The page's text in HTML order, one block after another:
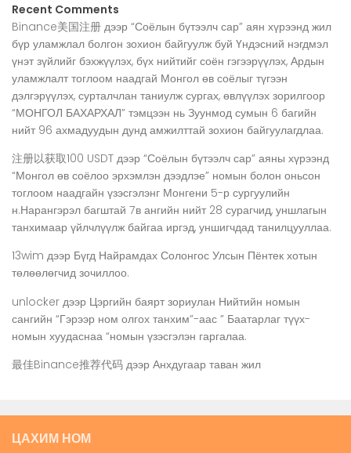
Recent Comments
Binance美国注册 дээр “Соёлын бүтээлч сар” аян хүрээнд жил
бүр уламжлал болгон зохион байгуулж буй Үндэсний нэгдмэл
үнэт зүйлийг бэхжүүлэх, бүх нийтийг соён гэгээрүүлэх, Ардын
уламжлалт тоглоом наадгай Монгол өв соёлыг түгээн
дэлгэрүүлэх, сурталчлан таниулж сургах, өвлүүлэх зорилгоор
“МОНГОЛ БАХАРХАЛ” тэмцээн нь Зуунмод сумын 6 багийн
нийт 96 ахмадуудын дунд амжилттай зохион байгуулагдлаа.
注册以获取100 USDT дээр “Соёлын бүтээлч сар” аяны хүрээнд
“Монгол өв соёлоо эрхэмлэн дээдлэе” номын болон оньсон
тоглоом наадгайн үзэсгэлэнг Монгени 5-р сургуулийн
н.Нарангэрэл багштай 7в ангийн нийт 28 сурагчид, уншлагын
танхимаар үйлчлүүлж байгаа иргэд, уншигчдад танилцууллаа.
13wim дээр Бүгд Найрамдах Солонгос Улсын Пёнтек хотын
төлөөлөгчид зочиллоо.
unlocker дээр Цэргийн баярт зориулан Нийтийн номын
сангийн “Гэрээр ном олгох танхим”-аас ” Баатарлаг түүх-
номын хуудаснаа “номын үзэсгэлэн гаргалаа.
最佳Binance推荐代码 дээр Анхдугаар таван жил
ЦАХИМ НОМ